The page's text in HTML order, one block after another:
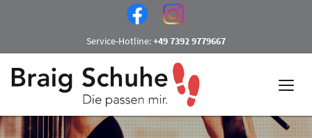
Service-Hotline:+49 7392 9779667